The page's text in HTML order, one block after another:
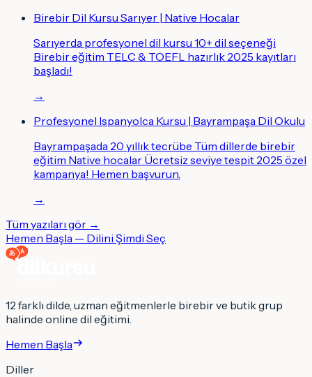
Birebir Dil Kursu Sarıyer | Native Hocalar
Sarıyerda profesyonel dil kursu 10+ dil seçeneği
Birebir eğitim TELC & TOEFL hazırlık 2025 kayıtları
başladı!
→
Profesyonel Ispanyolca Kursu | Bayrampaşa Dil Okulu
Bayrampaşada 20 yıllık tecrübe Tüm dillerde birebir
eğitim Native hocalar Ücretsiz seviye tespit 2025 özel
kampanya! Hemen başvurun.
→
Tüm yazıları gör →
Hemen Başla — Dilini Şimdi Seç
12 farklı dilde, uzman eğitmenlerle birebir ve butik grup
halinde online dil eğitimi.
Hemen Başla
Diller